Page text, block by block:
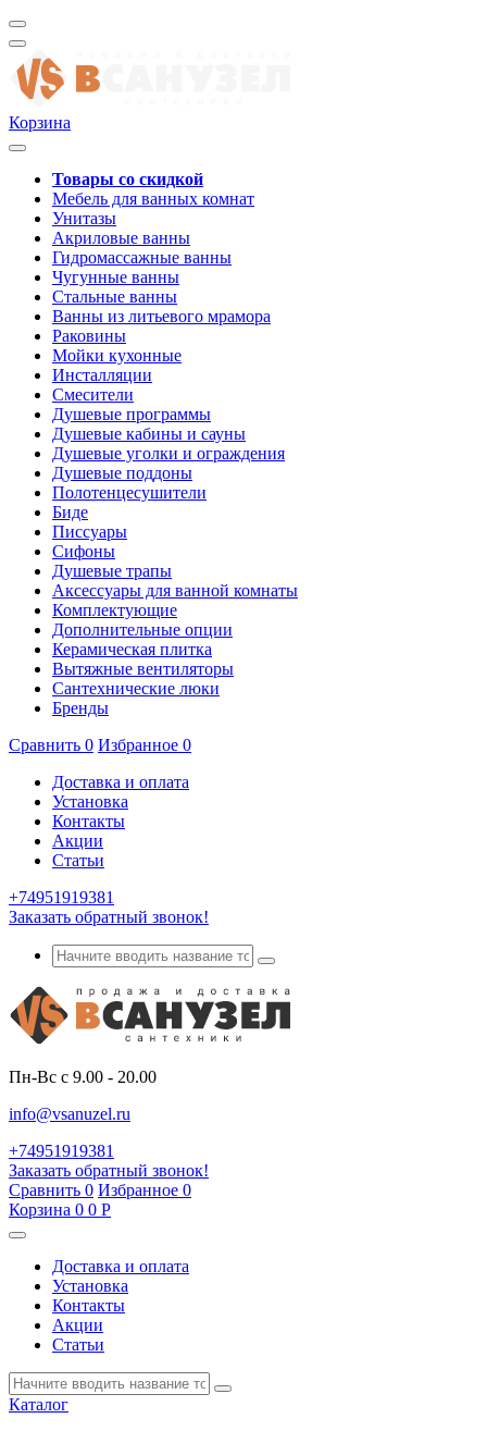
Корзина
Товары со скидкой
Мебель для ванных комнат
Унитазы
Акриловые ванны
Гидромассажные ванны
Чугунные ванны
Стальные ванны
Ванны из литьевого мрамора
Раковины
Мойки кухонные
Инсталляции
Смесители
Душевые программы
Душевые кабины и сауны
Душевые уголки и ограждения
Душевые поддоны
Полотенцесушители
Биде
Писсуары
Сифоны
Душевые трапы
Аксессуары для ванной комнаты
Комплектующие
Дополнительные опции
Керамическая плитка
Вытяжные вентиляторы
Сантехнические люки
Бренды
Сравнить 0 Избранное 0
Доставка и оплата
Установка
Контакты
Акции
Статьи
+74951919381
Заказать обратный звонок!
Пн-Вс с 9.00 - 20.00
info@vsanuzel.ru
+74951919381
Заказать обратный звонок!
Сравнить 0 Избранное 0
Корзина 0 0 Р
Доставка и оплата
Установка
Контакты
Акции
Статьи
Каталог